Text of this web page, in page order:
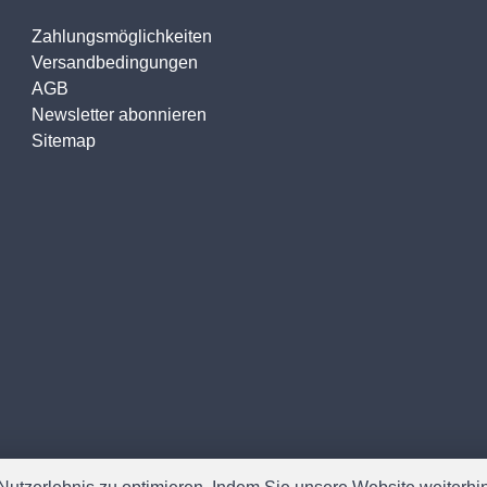
Zahlungsmöglichkeiten
Versandbedingungen
AGB
Newsletter abonnieren
Sitemap